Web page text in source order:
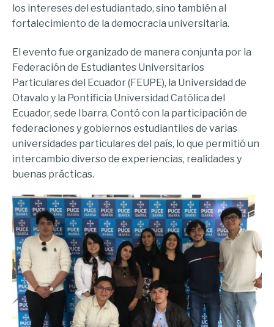
los intereses del estudiantado, sino también al
fortalecimiento de la democracia universitaria.
El evento fue organizado de manera conjunta por la
Federación de Estudiantes Universitarios
Particulares del Ecuador (FEUPE), la Universidad de
Otavalo y la Pontificia Universidad Católica del
Ecuador, sede Ibarra. Contó con la participación de
federaciones y gobiernos estudiantiles de varias
universidades particulares del país, lo que permitió un
intercambio diverso de experiencias, realidades y
buenas prácticas.